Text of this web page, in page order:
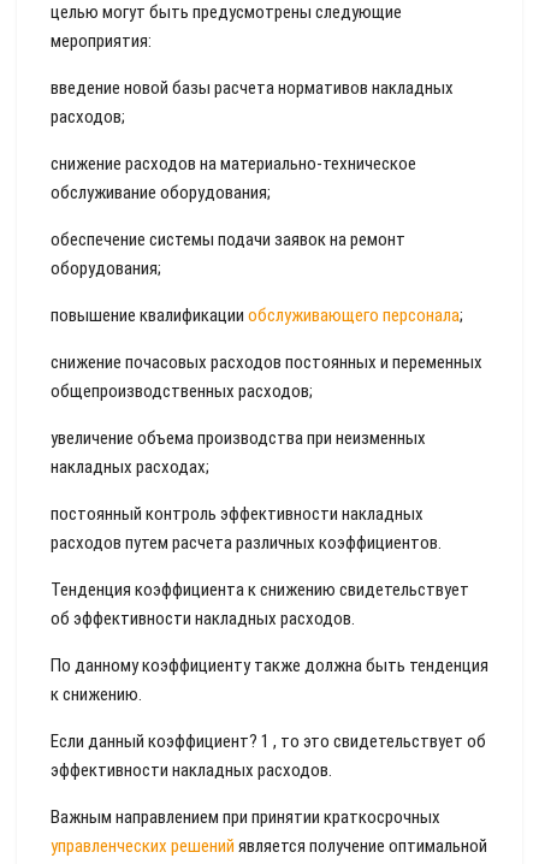
целью могут быть предусмотрены следующие
мероприятия:
введение новой базы расчета нормативов накладных
расходов;
снижение расходов на материально-техническое
обслуживание оборудования;
обеспечение системы подачи заявок на ремонт
оборудования;
повышение квалификации обслуживающего персонала;
снижение почасовых расходов постоянных и переменных
общепроизводственных расходов;
увеличение объема производства при неизменных
накладных расходах;
постоянный контроль эффективности накладных
расходов путем расчета различных коэффициентов.
Тенденция коэффициента к снижению свидетельствует
об эффективности накладных расходов.
По данному коэффициенту также должна быть тенденция
к снижению.
Если данный коэффициент? 1 , то это свидетельствует об
эффективности накладных расходов.
Важным направлением при принятии краткосрочных
управленческих решений является получение оптимальной